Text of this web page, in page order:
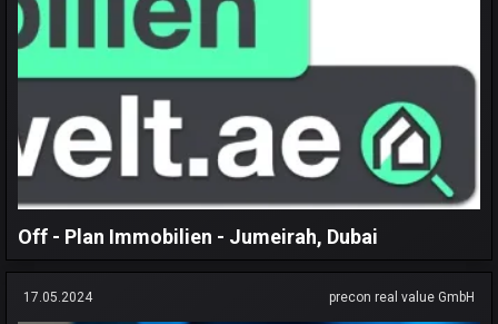
Off - Plan Immobilien - Jumeirah, Dubai
17.05.2024 precon real value GmbH